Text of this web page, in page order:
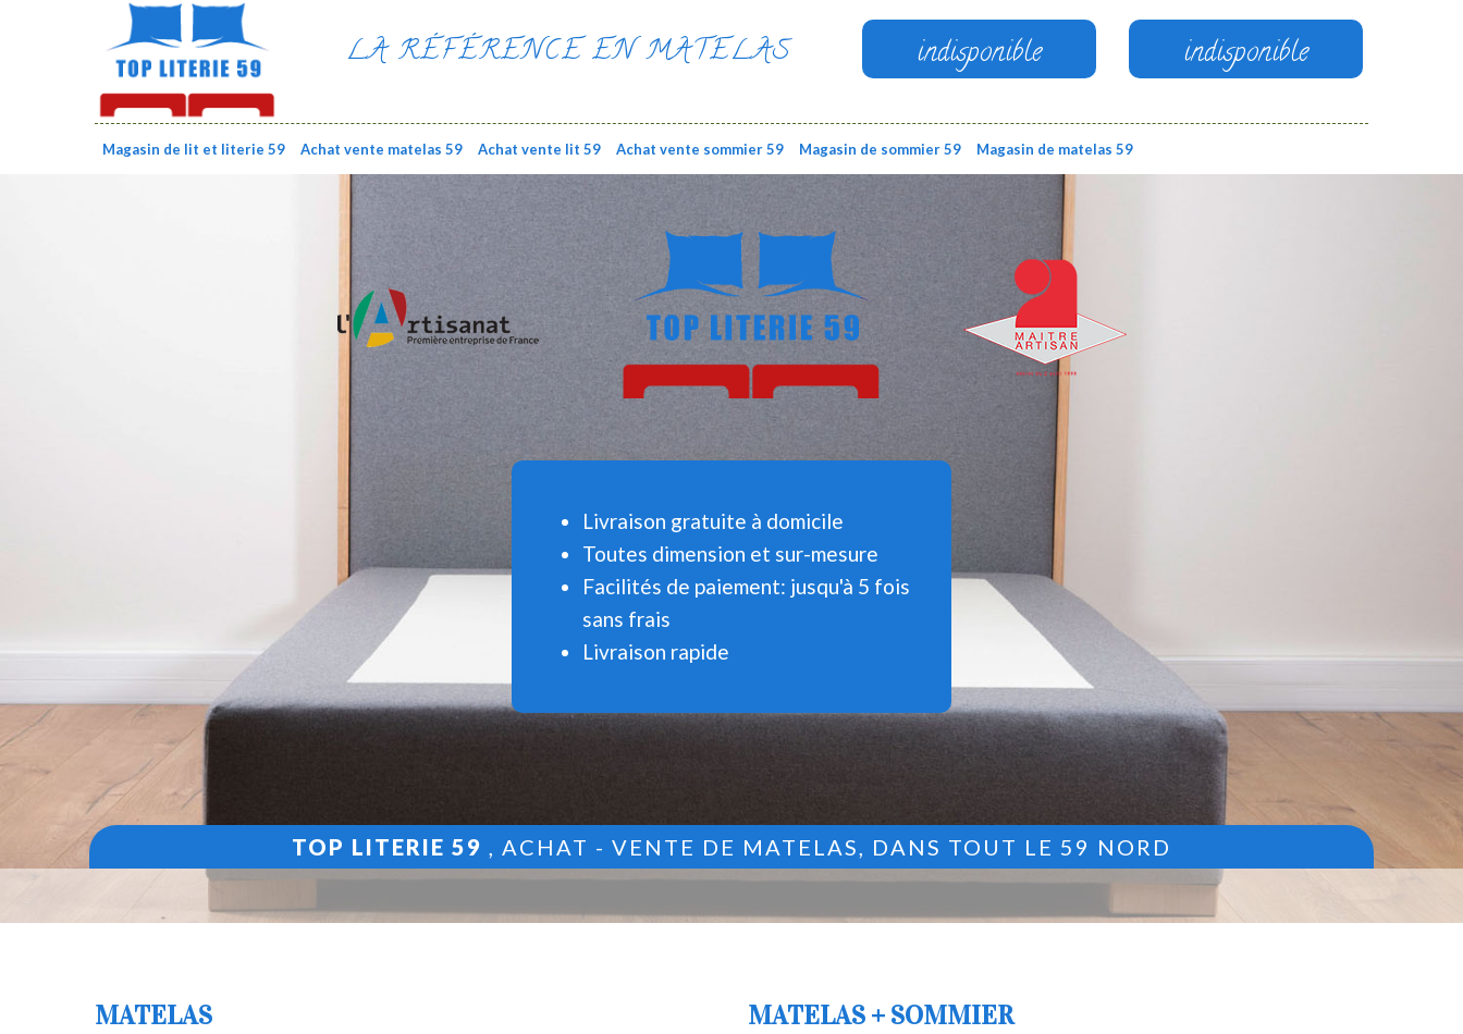
LA RÉFÉRENCE EN MATELAS indisponible indisponible
Magasin de lit et literie 59 Achat vente matelas 59 Achat vente lit 59 Achat vente sommier 59 Magasin de sommier 59 Magasin de matelas 59
Livraison gratuite à domicile
Toutes dimension et sur-mesure
Facilités de paiement: jusqu'à 5 fois
sans frais
Livraison rapide
TOP LITERIE 59 , ACHAT - VENTE DE MATELAS, DANS TOUT LE 59 NORD
MATELAS MATELAS + SOMMIER